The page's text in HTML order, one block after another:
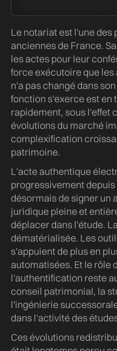
Le notariat est l'une
anciennes de France.
les actes pour leur
force exécutoire que les
n'a pas changé dans
fonction s'exerce est en
rapidement, sous l'effet
évolutions du marché
complexification
patrimoine.
L'acte authentique
progressivement
désormais de signer un
juridique pleine et
déplacer dans l'étude.
dématérialisée. Les
s'appuient de plus en
automatisées. Et le rôle
l'authentification reste
conseil patrimonial, la
l'ingénierie
dans l'activité des
Ces évolutions